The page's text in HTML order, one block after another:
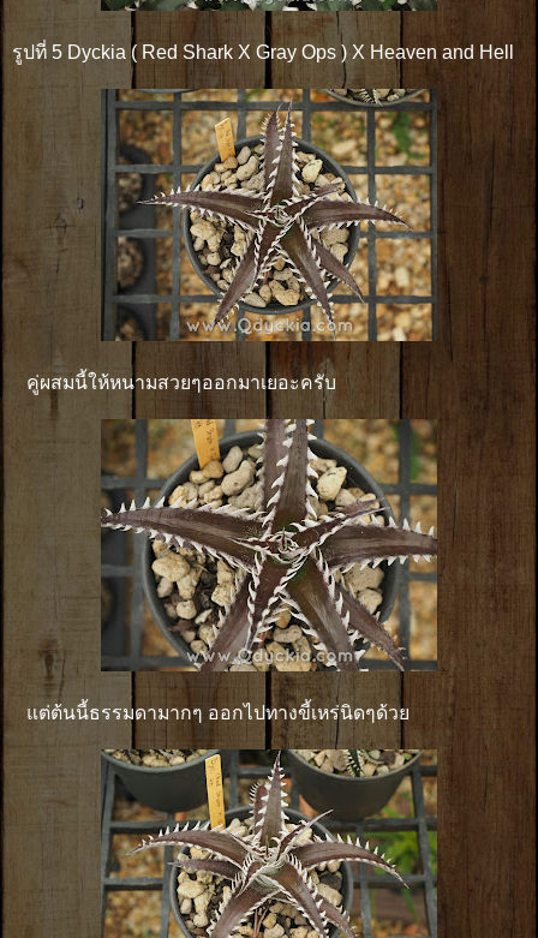
รูปที่ 5 Dyckia ( Red Shark X Gray Ops ) X Heaven and Hell
คู่ผสมนี้ให้หนามสวยๆออกมาเยอะครับ
แต่ต้นนี้ธรรมดามากๆ ออกไปทางขี้เหร่นิดๆด้วย